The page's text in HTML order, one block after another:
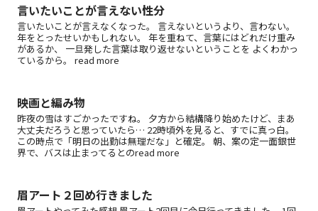
言いたいことが言えない性分
言いたいことが言えなくなった。 言えないというより、言わない。
年をとったせいかもしれない。 年を重ねて、言葉にはどれだけ重み
があるか、 一旦発した言葉は取り返せないということを よくわかっ
ているから。 read more
映画と編み物
昨夜の雪はすごかったですね。 夕方から結構降り始めたけど、まあ
大丈夫だろうと思っていたら… 22時頃外を見ると、すでに真っ白。
この時点で「明日の出勤は無理だな」と確定。 朝、案の定一面銀世
界で、バスは止まってるとのread more
眉アート２回め行きました